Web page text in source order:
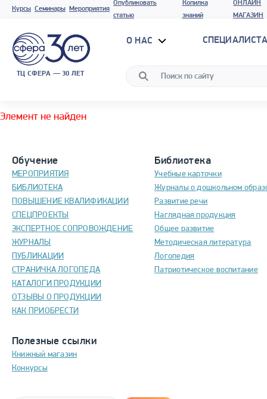
Курсы Семинары Мероприятия
Опубликовать
статью
Копилка
знаний
ОНЛАЙН
МАГАЗИН
ТЦ СФЕРА — 30 ЛЕТ
О НАС
Элемент не найден
Обучение
МЕРОПРИЯТИЯ
БИБЛИОТЕКА
ПОВЫШЕНИЕ КВАЛИФИКАЦИИ
СПЕЦПРОЕКТЫ
ЭКСПЕРТНОЕ СОПРОВОЖДЕНИЕ
ЖУРНАЛЫ
ПУБЛИКАЦИИ
СТРАНИЧКА ЛОГОПЕДА
КАТАЛОГИ ПРОДУКЦИИ
ОТЗЫВЫ О ПРОДУКЦИИ
КАК ПРИОБРЕСТИ
Полезные ссылки
Книжный магазин
Конкурсы
Библиотека
Учебные карточки
Журналы о дошкольном
Развитие речи
Наглядная продукция
Общее развитие
Методическая литература
Логопедия
Патриотическое воспитание